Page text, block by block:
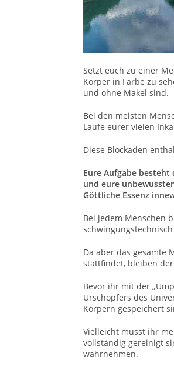
Setzt euch zu einer
Körper in Farbe zu
und ohne Makel sind.
Bei den meisten
Laufe eurer vielen
Diese Blockaden
Eure Aufgabe
und eure
Göttliche Essenz
Bei jedem Menschen
Da aber das gesamte
stattfindet, bleiben
Bevor ihr mit der
Urschöpfers des
Körpern gespeichert
Vielleicht müsst ihr
vollständig gereinigt
wahrnehmen.